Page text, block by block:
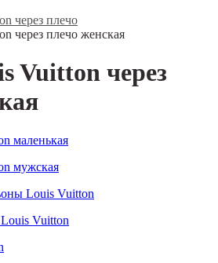
через плечо
через плечо женская
Vuitton через
маленькая
мужская
Louis Vuitton
Vuitton